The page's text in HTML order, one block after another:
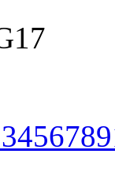
3456789